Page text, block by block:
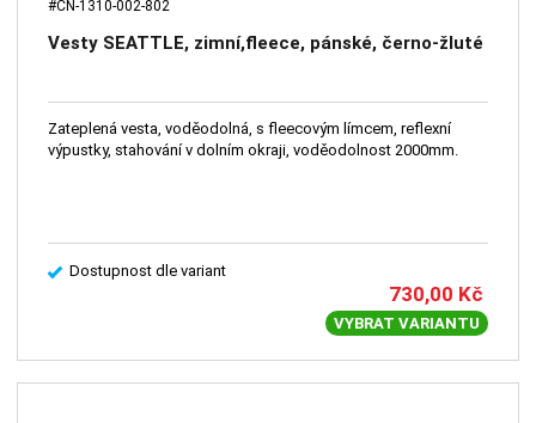
#CN-1310-002-802
Vesty SEATTLE, zimní,fleece, pánské, černo-žluté
Zateplená vesta, voděodolná, s fleecovým límcem, reflexní
výpustky, stahování v dolním okraji, voděodolnost 2000mm.
Dostupnost dle variant
730,00 Kč
VYBRAT VARIANTU